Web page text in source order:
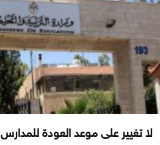
لا تغيير على موعد العودة للمدارس